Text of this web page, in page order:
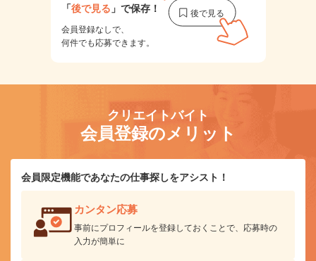
「後で見る 」で保存！
会員登録なしで、
何件でも応募できます。
クリエイトバイト
会員登録のメリット
会員限定機能であなたの仕事探しをアシスト！
カンタン応募
事前にプロフィールを登録しておくことで、応募時の
入力が簡単に